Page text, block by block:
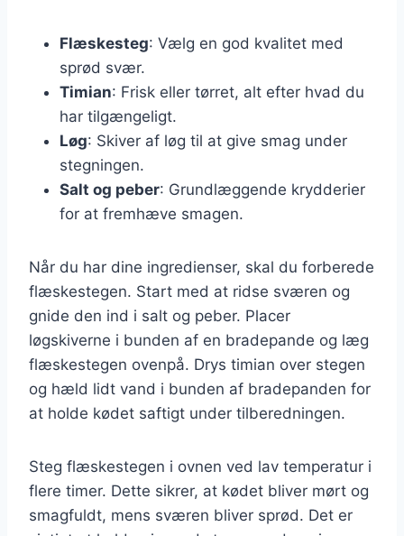
Flæskesteg: Vælg en god kvalitet med
sprød svær.
Timian: Frisk eller tørret, alt efter hvad du
har tilgængeligt.
Løg: Skiver af løg til at give smag under
stegningen.
Salt og peber: Grundlæggende krydderier
for at fremhæve smagen.
Når du har dine ingredienser, skal du forberede
flæskestegen. Start med at ridse sværen og
gnide den ind i salt og peber. Placer
løgskiverne i bunden af en bradepande og læg
flæskestegen ovenpå. Drys timian over stegen
og hæld lidt vand i bunden af bradepanden for
at holde kødet saftigt under tilberedningen.
Steg flæskestegen i ovnen ved lav temperatur i
flere timer. Dette sikrer, at kødet bliver mørt og
smagfuldt, mens sværen bliver sprød. Det er